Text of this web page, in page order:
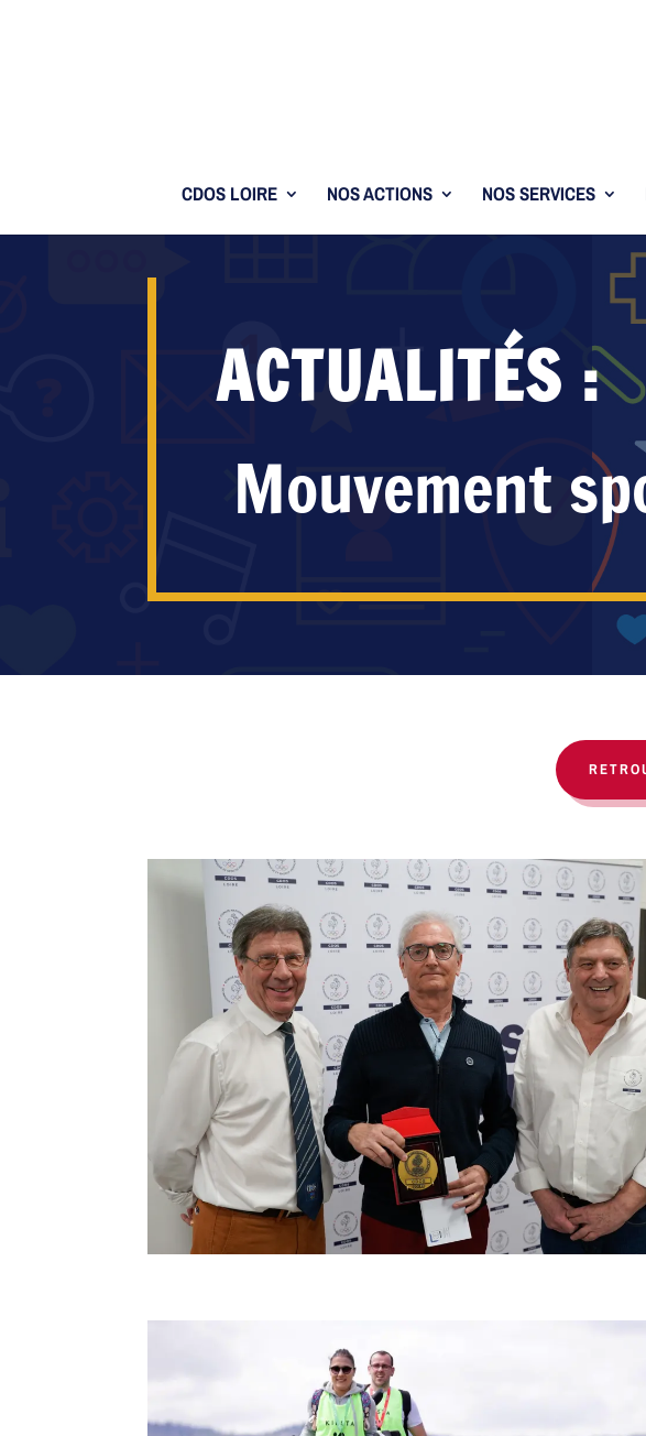
CDOS LOIRE NOS ACTIONS NOS SERVICES
ACTUALITÉS :
Mouvement